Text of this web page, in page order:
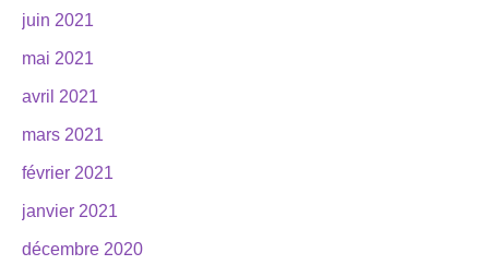
juin 2021
mai 2021
avril 2021
mars 2021
février 2021
janvier 2021
décembre 2020